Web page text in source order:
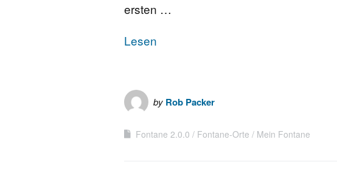
ersten …
Lesen
by Rob Packer
Fontane 2.0.0 Fontane-Orte Mein Fontane